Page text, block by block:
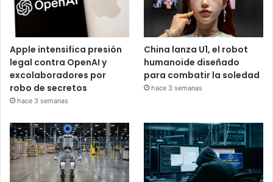
Apple intensifica presión
legal contra OpenAI y
excolaboradores por
robo de secretos
hace 3 semanas
China lanza U1, el robot
humanoide diseñado
para combatir la soledad
hace 3 semanas